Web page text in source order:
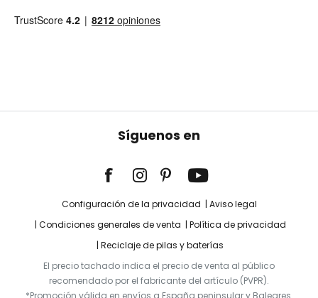
Síguenos en
Configuración de la privacidad
Aviso legal
Condiciones generales de venta
Política de privacidad
Reciclaje de pilas y baterías
El precio tachado indica el precio de venta al público
recomendado por el fabricante del artículo (PVPR).
*Promoción válida en envíos a España peninsular y Baleares.